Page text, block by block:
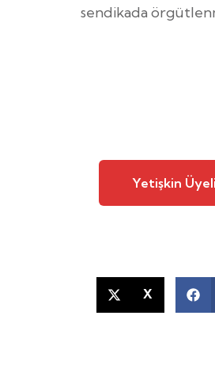
sendikada
Yetişkin
X